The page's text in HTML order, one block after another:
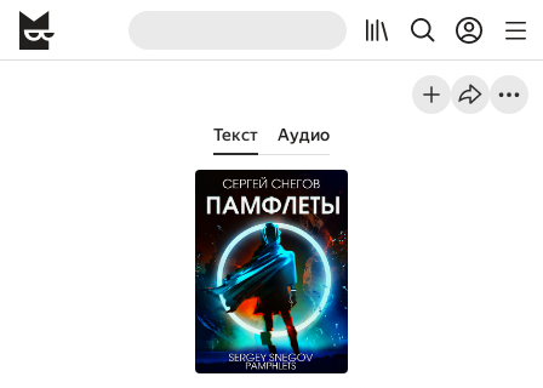
Текст Аудио